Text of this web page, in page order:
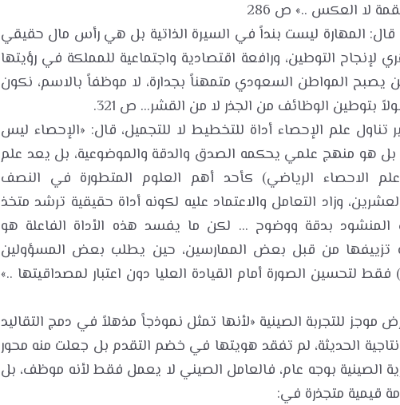
المهارة ليست بنداً في السيرة الذاتية بل هي رأس مال حقيقي
لإنجاح التوطين، ورافعة اقتصادية واجتماعية للمملكة في رؤيتها
يصبح المواطن السعودي متمهناً بجدارة، لا موظفاً بالاسم، نكون
تناول علم الإحصاء أداة للتخطيط لا للتجميل، قال: «الإحصاء ليس
بل هو منهج علمي يحكمه الصدق والدقة والموضوعية، بل يعد علم
الاحصاء الرياضي) كأحد أهم العلوم المتطورة في النصف
وزاد التعامل والاعتماد عليه لكونه أداة حقيقية ترشد متخذ
المنشود بدقة ووضوح ... لكن ما يفسد هذه الأداة الفاعلة هو
تزييفها من قبل بعض الممارسين، حين يطلب بعض المسؤولين
فقط لتحسين الصورة أمام القيادة العليا دون اعتبار لمصداقيتها ..»
موجز للتجربة الصينية «لأنها تمثل نموذجاً مذهلاً في دمج التقاليد
الحديثة، لم تفقد هويتها في خضم التقدم بل جعلت منه محور
الصينية بوجه عام، فالعامل الصيني لا يعمل فقط لأنه موظف، بل